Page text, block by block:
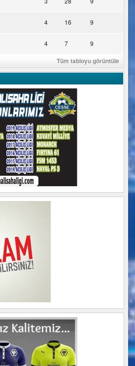
4 16 9
4 7 9
Tüm tabloyu görüntüle